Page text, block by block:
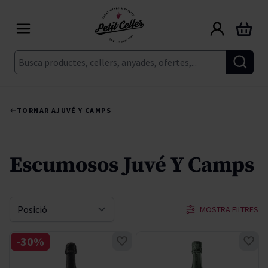
Cerca
Cart
TORNAR AJUVÉ Y CAMPS
Escumosos Juvé Y Camps
MOSTRA FILTRES
Sort By
-30%